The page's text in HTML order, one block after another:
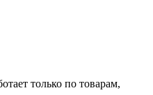
только по товарам,